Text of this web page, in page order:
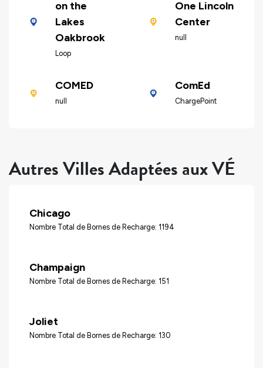
on the
Lakes
Oakbrook
Loop
One Lincoln
Center
null
COMED
null
ComEd
ChargePoint
Autres Villes Adaptées aux VÉ
Chicago
Nombre Total de Bornes de Recharge: 1194
Champaign
Nombre Total de Bornes de Recharge: 151
Joliet
Nombre Total de Bornes de Recharge: 130